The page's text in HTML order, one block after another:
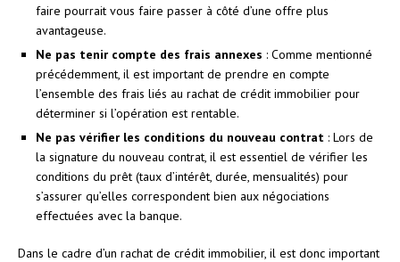
faire pourrait vous faire passer à côté d’une offre plus
avantageuse.
Ne pas tenir compte des frais annexes : Comme mentionné
précédemment, il est important de prendre en compte
l’ensemble des frais liés au rachat de crédit immobilier pour
déterminer si l’opération est rentable.
Ne pas vérifier les conditions du nouveau contrat : Lors de
la signature du nouveau contrat, il est essentiel de vérifier les
conditions du prêt (taux d’intérêt, durée, mensualités) pour
s’assurer qu’elles correspondent bien aux négociations
effectuées avec la banque.
Dans le cadre d’un rachat de crédit immobilier, il est donc important